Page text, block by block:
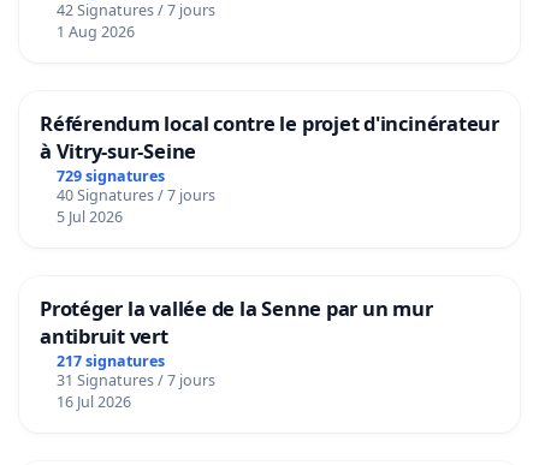
42 Signatures / 7 jours
1 Aug 2026
Référendum local contre le projet d'incinérateur
à Vitry-sur-Seine
729 signatures
40 Signatures / 7 jours
5 Jul 2026
Protéger la vallée de la Senne par un mur
antibruit vert
217 signatures
31 Signatures / 7 jours
16 Jul 2026